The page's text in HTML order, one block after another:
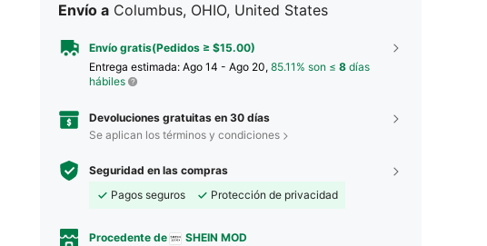
Envío a Columbus, OHIO, United States
Envío gratis(Pedidos ≥ $15.00)
Entrega estimada: Ago 14 - Ago 20, 85.11% son ≤ 8 días
hábiles
Devoluciones gratuitas en 30 días
Se aplican los términos y condiciones
Seguridad en las compras
Pagos seguros
Protección de privacidad
Procedente de SHEIN MOD